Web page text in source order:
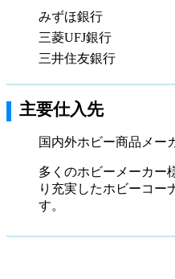
みずほ銀行
三菱UFJ銀行
三井住友銀行
主要仕入先
国内外ホビー商品メー
多くのホビーメーカー
り充実したホビーコー
す。